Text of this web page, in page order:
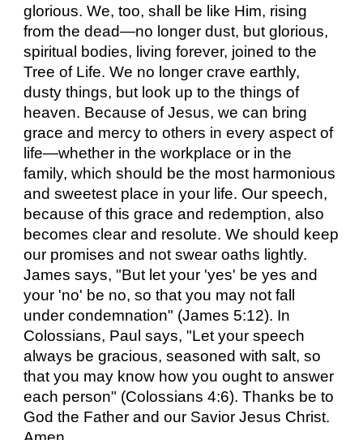
glorious. We, too, shall be like Him, rising
from the dead—no longer dust, but glorious,
spiritual bodies, living forever, joined to the
Tree of Life. We no longer crave earthly,
dusty things, but look up to the things of
heaven. Because of Jesus, we can bring
grace and mercy to others in every aspect of
life—whether in the workplace or in the
family, which should be the most harmonious
and sweetest place in your life. Our speech,
because of this grace and redemption, also
becomes clear and resolute. We should keep
our promises and not swear oaths lightly.
James says, "But let your 'yes' be yes and
your 'no' be no, so that you may not fall
under condemnation" (James 5:12). In
Colossians, Paul says, "Let your speech
always be gracious, seasoned with salt, so
that you may know how you ought to answer
each person" (Colossians 4:6). Thanks be to
God the Father and our Savior Jesus Christ.